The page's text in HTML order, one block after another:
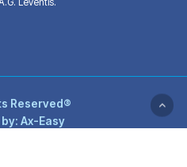
Reserved®
Ax-Easy